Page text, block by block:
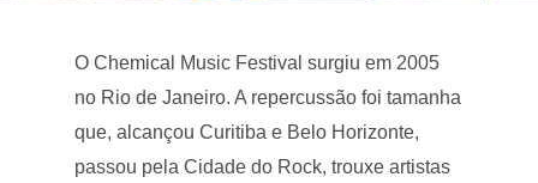
O Chemical Music Festival surgiu em 2005
no Rio de Janeiro. A repercussão foi tamanha
que, alcançou Curitiba e Belo Horizonte,
passou pela Cidade do Rock, trouxe artistas